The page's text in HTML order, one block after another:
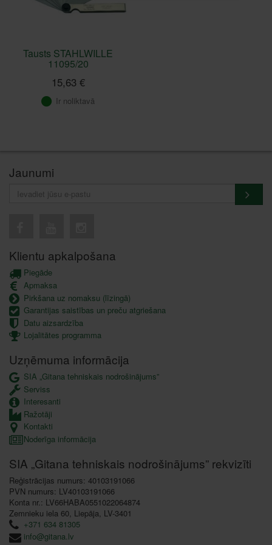
Tausts STAHLWILLE
11095/20
15,63 €
Ir noliktavā
Jaunumi
Klientu apkalpošana
Piegāde
Apmaksa
Pirkšana uz nomaksu (līzingā)
Garantijas saistības un preču atgriešana
Datu aizsardzība
Lojalitātes programma
Uzņēmuma informācija
SIA „Gitana tehniskais nodrošinājums”
Serviss
Interesanti
Ražotāji
Kontakti
Noderīga informācija
SIA „Gitana tehniskais nodrošinājums” rekvizīti
Reģistrācijas numurs: 40103191066
PVN numurs: LV40103191066
Konta nr.: LV66HABA0551022064874
Zemnieku iela 60, Liepāja, LV-3401
+371 634 81305
info@gitana.lv